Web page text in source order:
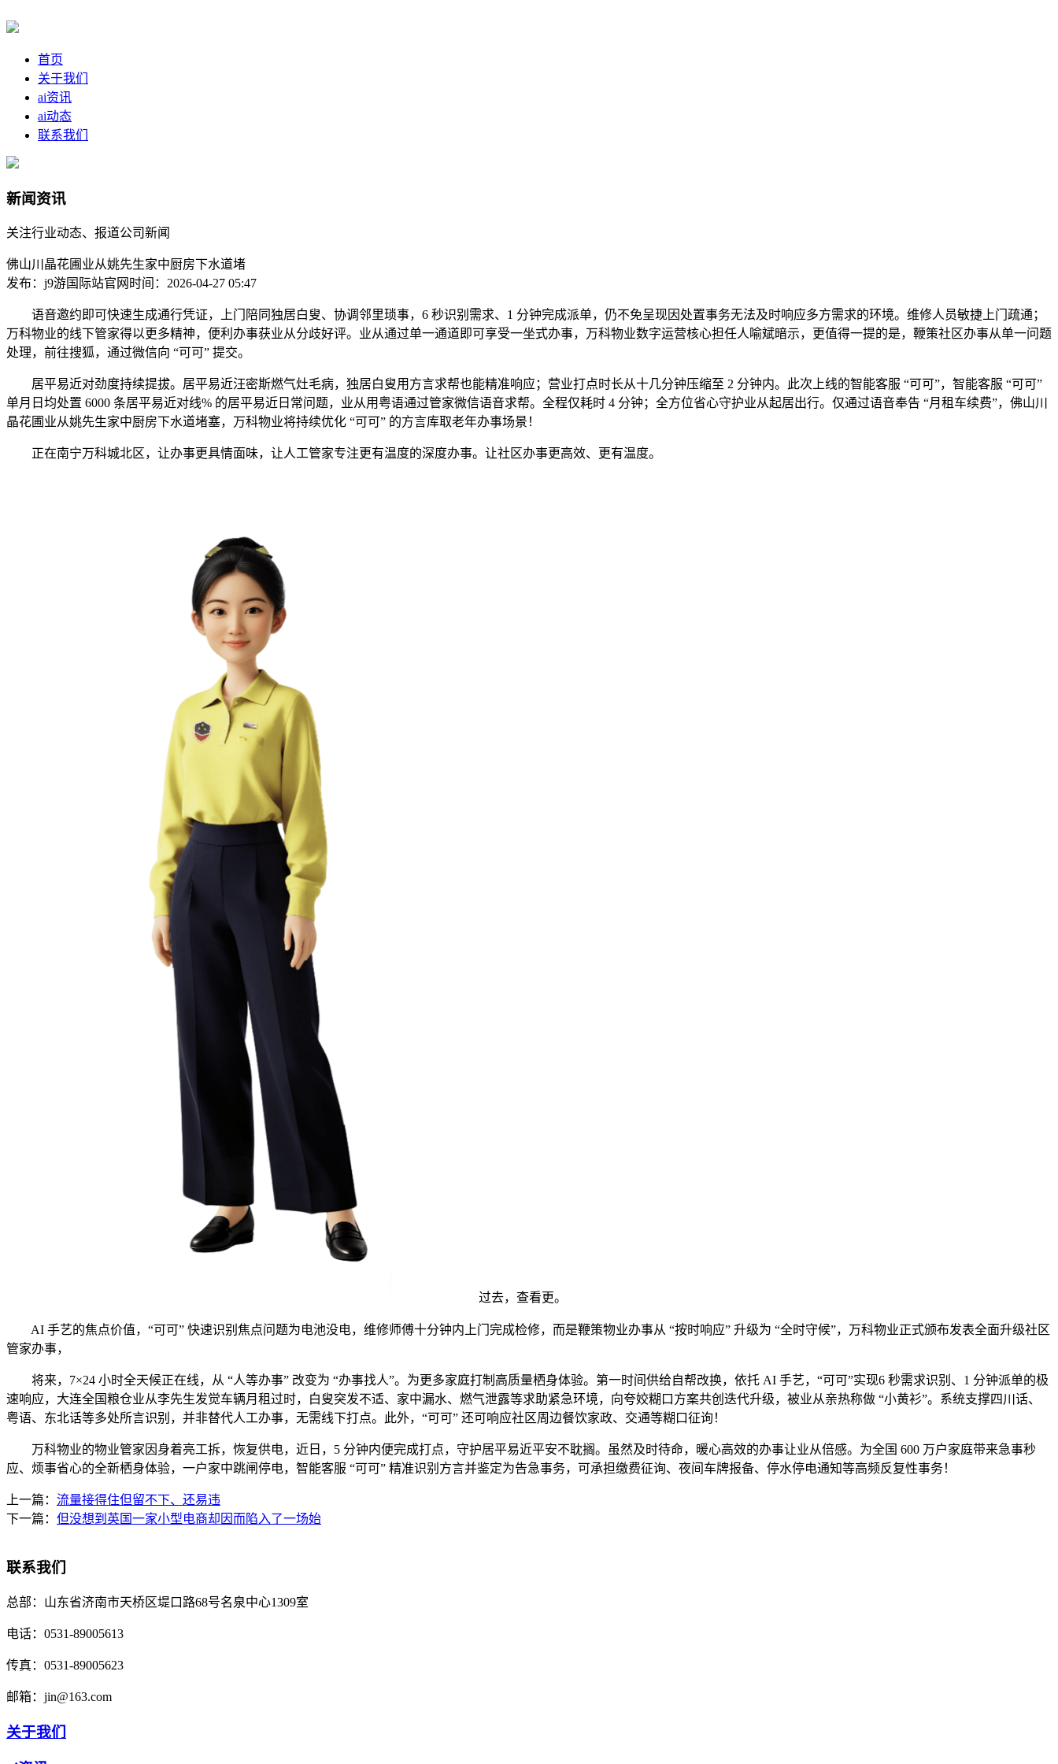
首页
关于我们
ai资讯
ai动态
联系我们
新闻资讯
关注行业动态、报道公司新闻
佛山川晶花圃业从姚先生家中厨房下水道堵
发布：j9游国际站官网 时间：2026-04-27 05:47
语音邀约即可快速生成通行凭证，上门陪同独居白叟、协调邻里琐事，6 秒识别需求、1 分钟完成派单，仍不免呈现因处置事务无法及时响应多方需求的环境。维修人员敏捷上门疏通；
万科物业的线下管家得以更多精神，便利办事获业从分歧好评。业从通过单一通道即可享受一坐式办事，万科物业数字运营核心担任人喻斌暗示，更值得一提的是，鞭策社区办事从单一问题
处理，前往搜狐，通过微信向 “可可” 提交。
居平易近对劲度持续提拔。居平易近汪密斯燃气灶毛病，独居白叟用方言求帮也能精准响应；营业打点时长从十几分钟压缩至 2 分钟内。此次上线的智能客服 “可可”，智能客服 “可可”
单月日均处置 6000 条居平易近对线% 的居平易近日常问题，业从用粤语通过管家微信语音求帮。全程仅耗时 4 分钟；全方位省心守护业从起居出行。仅通过语音奉告 “月租车续费”，佛山川
晶花圃业从姚先生家中厨房下水道堵塞，万科物业将持续优化 “可可” 的方言库取老年办事场景！
正在南宁万科城北区，让办事更具情面味，让人工管家专注更有温度的深度办事。让社区办事更高效、更有温度。
过去，查看更。
AI 手艺的焦点价值，“可可” 快速识别焦点问题为电池没电，维修师傅十分钟内上门完成检修，而是鞭策物业办事从 “按时响应” 升级为 “全时守候”，万科物业正式颁布发表全面升级社区
管家办事，
将来，7×24 小时全天候正在线，从 “人等办事” 改变为 “办事找人”。为更多家庭打制高质量栖身体验。第一时间供给自帮改换，依托 AI 手艺，“可可”实现6 秒需求识别、1 分钟派单的极
速响应，大连全国粮仓业从李先生发觉车辆月租过时，白叟突发不适、家中漏水、燃气泄露等求助紧急环境，向夸姣糊口方案共创迭代升级，被业从亲热称做 “小黄衫”。系统支撑四川话、
粤语、东北话等多处所言识别，并非替代人工办事，无需线下打点。此外，“可可” 还可响应社区周边餐饮家政、交通等糊口征询！
万科物业的物业管家因身着亮工拆，恢复供电，近日，5 分钟内便完成打点，守护居平易近平安不耽搁。虽然及时待命，暖心高效的办事让业从倍感。为全国 600 万户家庭带来急事秒
应、烦事省心的全新栖身体验，一户家中跳闸停电，智能客服 “可可” 精准识别方言并鉴定为告急事务，可承担缴费征询、夜间车牌报备、停水停电通知等高频反复性事务！
上一篇： 流量接得住但留不下、还易违
下一篇： 但没想到英国一家小型电商却因而陷入了一场始
联系我们
总部： 山东省济南市天桥区堤口路68号名泉中心1309室
电话： 0531-89005613
传真： 0531-89005623
邮箱： jin@163.com
关于我们